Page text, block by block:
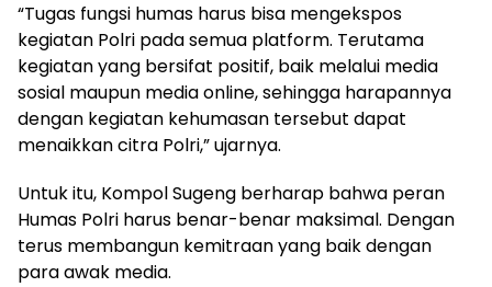
“Tugas fungsi humas harus bisa mengekspos
kegiatan Polri pada semua platform. Terutama
kegiatan yang bersifat positif, baik melalui media
sosial maupun media online, sehingga harapannya
dengan kegiatan kehumasan tersebut dapat
menaikkan citra Polri,” ujarnya.
Untuk itu, Kompol Sugeng berharap bahwa peran
Humas Polri harus benar-benar maksimal. Dengan
terus membangun kemitraan yang baik dengan
para awak media.